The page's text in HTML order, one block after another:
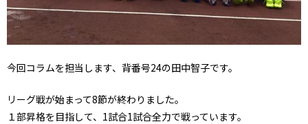
今回コラムを担当します、背番号24の田中智子です。
リーグ戦が始まって8節が終わりました。
１部昇格を目指して、1試合1試合全力で戦っています。